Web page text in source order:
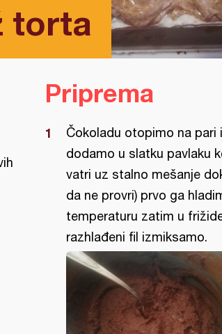
torta
Priprema
Čokoladu otopimo na pari
dodamo u slatku pavlaku
vatri uz stalno mešanje
da ne provri) prvo ga
temperaturu zatim u
razhlađeni fil izmiksamo.